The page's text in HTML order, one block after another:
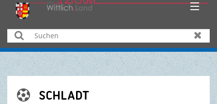
HOME
AKTUELLES
Suchen
 SCHLADT